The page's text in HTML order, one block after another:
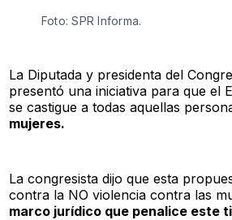
Foto: SPR Informa.
La Diputada y presidenta del
presentó una iniciativa para que el
se castigue a todas aquellas
mujeres.
La congresista dijo que esta
contra la NO violencia contra las
marco jurídico que penalice este